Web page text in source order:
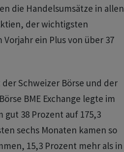
die Handelsumsätze in allen
der wichtigsten
ein Plus von über 37
Schweizer Börse und der
BME Exchange legte im
gut 38 Prozent auf 175,3
sechs Monaten kamen so
15,3 Prozent mehr als in